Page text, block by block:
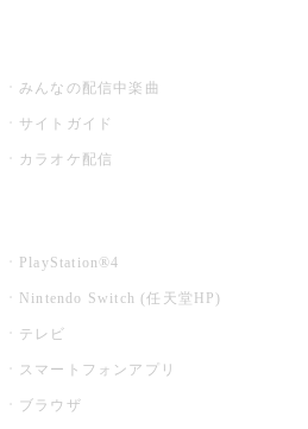
みんなの配信中楽曲
サイトガイド
カラオケ配信
PlayStation®4
Nintendo Switch (任天堂HP)
テレビ
スマートフォンアプリ
ブラウザ